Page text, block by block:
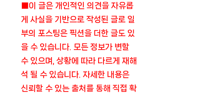
■이 글은 개인적인 의견을 자유롭
게 사실을 기반으로 작성된 글로 일
부의 포스팅은 픽션을 더한 글도 있
을 수 있습니다. 모든 정보가 변할
수 있으며, 상황에 따라 다르게 재해
석 될 수 있습니다. 자세한 내용은
신뢰할 수 있는 출처를 통해 직접 확